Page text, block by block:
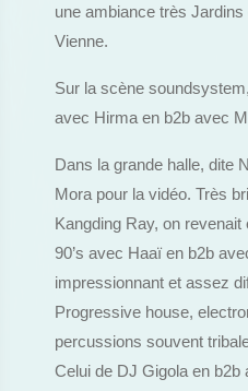
une ambiance très
Vienne.
Sur la scène
avec Hirma en b2b avec
Dans la grande halle, dite
Mora pour la vidéo. Très
Kangding Ray, on
90’s avec Haaï en b2b
impressionnant et assez
Progressive house,
percussions souvent
Celui de DJ Gigola en